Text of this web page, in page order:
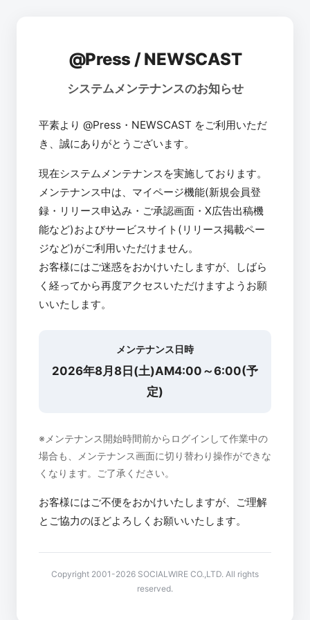
@Press / NEWSCAST
システムメンテナンスのお知らせ
平素より @Press・NEWSCAST をご利用いただ
き、誠にありがとうございます。
現在システムメンテナンスを実施しております。
メンテナンス中は、マイページ機能(新規会員登
録・リリース申込み・ご承認画面・X広告出稿機
能など)およびサービスサイト(リリース掲載ペー
ジなど)がご利用いただけません。
お客様にはご迷惑をおかけいたしますが、しばら
く経ってから再度アクセスいただけますようお願
いいたします。
メンテナンス日時
2026年8月8日(土)AM4:00～6:00(予
定)
※メンテナンス開始時間前からログインして作業中の
場合も、メンテナンス画面に切り替わり操作ができな
くなります。ご了承ください。
お客様にはご不便をおかけいたしますが、ご理解
とご協力のほどよろしくお願いいたします。
Copyright 2001-2026 SOCIALWIRE CO.,LTD. All rights
reserved.